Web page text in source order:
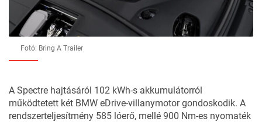
Fotó: Bring A Trailer
A Spectre hajtásáról 102 kWh-s akkumulátorról
működtetett két BMW eDrive-villanymotor gondoskodik. A
rendszerteljesítmény 585 lóerő, mellé 900 Nm-es nyomaték